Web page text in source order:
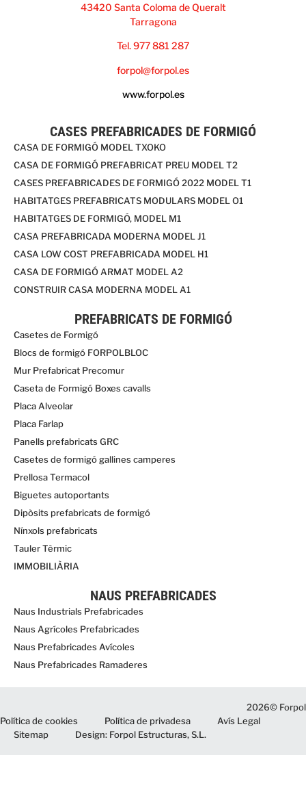
43420 Santa Coloma de Queralt
Tarragona
Tel. 977 881 287
forpol@forpol.es
www.forpol.es
CASES PREFABRICADES DE FORMIGÓ
CASA DE FORMIGÓ MODEL TXOKO
CASA DE FORMIGÓ PREFABRICAT PREU MODEL T2
CASES PREFABRICADES DE FORMIGÓ 2022 MODEL T1
HABITATGES PREFABRICATS MODULARS MODEL O1
HABITATGES DE FORMIGÓ, MODEL M1
CASA PREFABRICADA MODERNA MODEL J1
CASA LOW COST PREFABRICADA MODEL H1
CASA DE FORMIGÓ ARMAT MODEL A2
CONSTRUIR CASA MODERNA MODEL A1
PREFABRICATS DE FORMIGÓ
Casetes de Formigó
Blocs de formigó FORPOLBLOC
Mur Prefabricat Precomur
Caseta de Formigó Boxes cavalls
Placa Alveolar
Placa Farlap
Panells prefabricats GRC
Casetes de formigó gallines camperes
Prellosa Termacol
Biguetes autoportants
Dipòsits prefabricats de formigó
Nínxols prefabricats
Tauler Tèrmic
IMMOBILIÀRIA
NAUS PREFABRICADES
Naus Industrials Prefabricades
Naus Agrícoles Prefabricades
Naus Prefabricades Avícoles
Naus Prefabricades Ramaderes
2026© Forpol
Política de cookies
Política de privadesa
Avís Legal
Sitemap
Design: Forpol Estructuras, S.L.